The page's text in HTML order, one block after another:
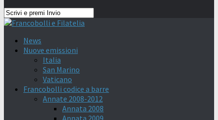
News
Nuove emissioni
Italia
San Marino
Vaticano
Francobolli codice a barre
Annate 2008-2012
Annata 2008
Annata 2009